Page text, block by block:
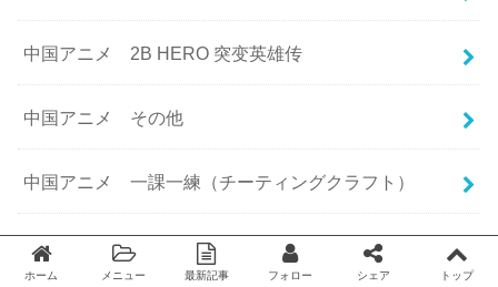
中国アニメ 2B HERO 突变英雄传
中国アニメ その他
中国アニメ 一課一練（チーティングクラフト）
中国アニメ 不可能恋愛
ホーム メニュー 最新記事 フォロー シェア トップ
Twitter facebook